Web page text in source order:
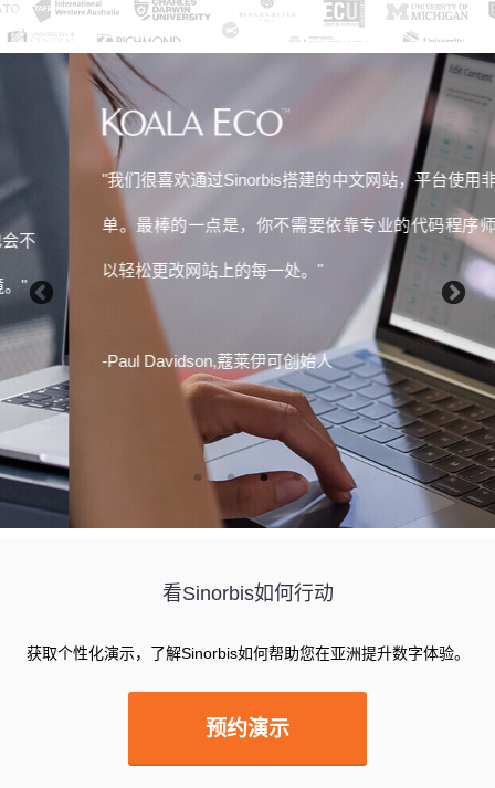
"我们很喜欢通过Sinorbis搭建的中文网站，平台使用非常简
单。最棒的一点是，你不需要依靠专业的代码程序师就可
以轻松更改网站上的每一处。"
-Paul Davidson,蔻莱伊可创始人
看Sinorbis如何行动
获取个性化演示，了解Sinorbis如何帮助您在亚洲提升数字体验。
预约演示